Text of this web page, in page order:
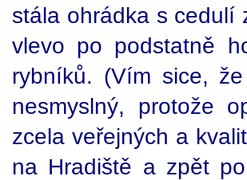
stála ohrádka s cedulí
vlevo po podstatně
rybníků. (Vím sice,
nesmyslný, protože
zcela veřejných a
na Hradiště a zpět